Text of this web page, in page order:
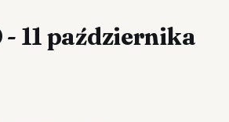
11 października